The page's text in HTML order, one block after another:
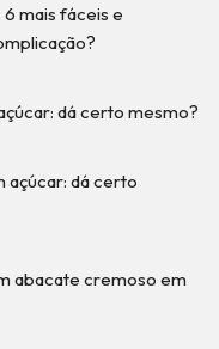
mais fáceis e
dá certo mesmo?
açúcar: dá certo
abacate cremoso em